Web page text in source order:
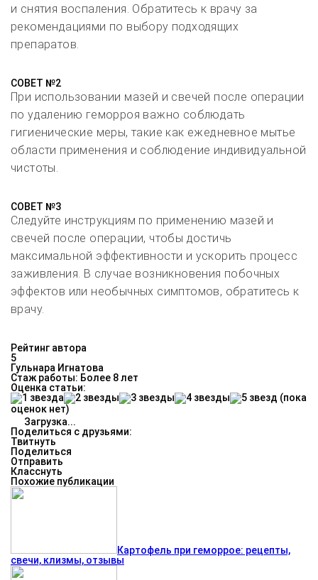
и снятия воспаления. Обратитесь к врачу за
рекомендациями по выбору подходящих
препаратов.
СОВЕТ №2
При использовании мазей и свечей после операции
по удалению геморроя важно соблюдать
гигиенические меры, такие как ежедневное мытье
области применения и соблюдение индивидуальной
чистоты.
СОВЕТ №3
Следуйте инструкциям по применению мазей и
свечей после операции, чтобы достичь
максимальной эффективности и ускорить процесс
заживления. В случае возникновения побочных
эффектов или необычных симптомов, обратитесь к
врачу.
Рейтинг автора
5
Гульнара Игнатова
Стаж работы: Более 8 лет
Оценка статьи:
(пока
оценок нет)
Загрузка...
Поделиться с друзьями:
Твитнуть
Поделиться
Отправить
Класснуть
Похожие публикации
Картофель при геморрое: рецепты,
свечи, клизмы, отзывы